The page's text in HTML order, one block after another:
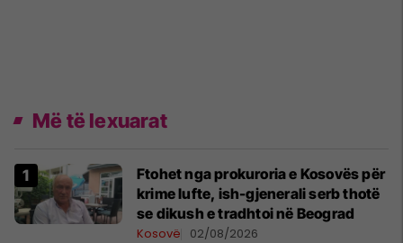
Më të lexuarat
Ftohet nga prokuroria e Kosovës për
krime lufte, ish-gjenerali serb thotë
se dikush e tradhtoi në Beograd
Kosovë 02/08/2026